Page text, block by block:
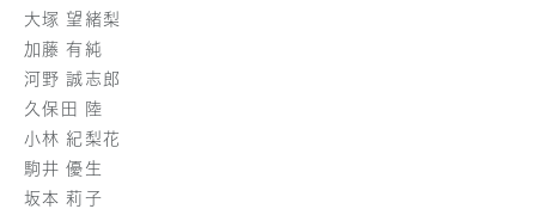
大塚 望緒梨
加藤 有純
河野 誠志郎
久保田 陸
小林 紀梨花
駒井 優生
坂本 莉子